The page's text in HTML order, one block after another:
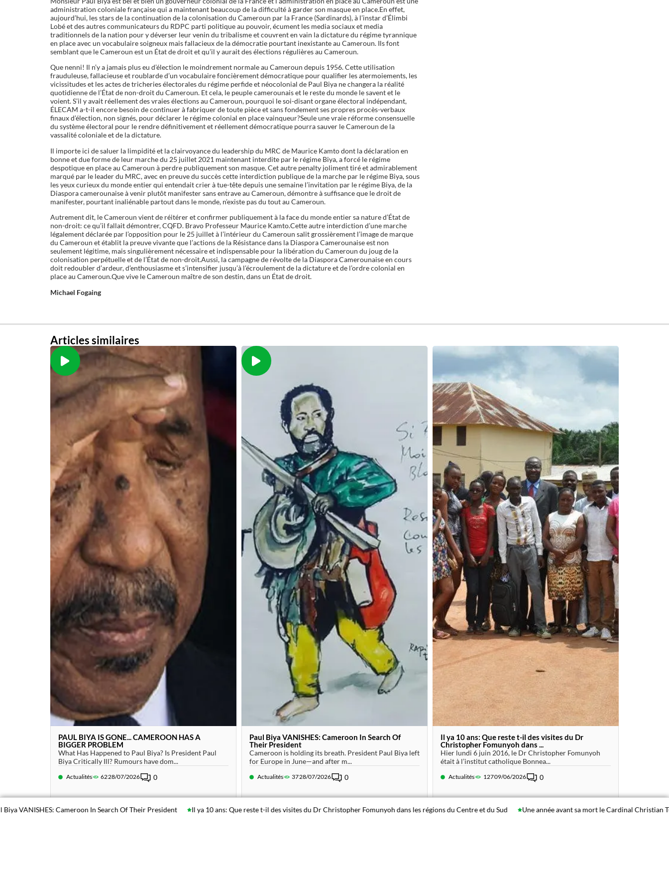
administration coloniale française qui a maintenant beaucoup de la difficulté à garder son masque en place.En effet,
aujourd’hui, les stars de la continuation de la colonisation du Cameroun par la France (Sardinards), à l’instar d’Élimbi
Lobé et des autres communicateurs du RDPC parti politique au pouvoir, écument les media sociaux et media
traditionnels de la nation pour y déverser leur venin du tribalisme et couvrent en vain la dictature du régime tyrannique
en place avec un vocabulaire soigneux mais fallacieux de la démocratie pourtant inexistante au Cameroun. Ils font
semblant que le Cameroun est un État de droit et qu’il y aurait des élections régulières au Cameroun.
Que nenni! Il n’y a jamais plus eu d’élection le moindrement normale au Cameroun depuis 1956. Cette utilisation
frauduleuse, fallacieuse et roublarde d’un vocabulaire foncièrement démocratique pour qualifier les atermoiements, les
vicissitudes et les actes de tricheries électorales du régime perfide et néocolonial de Paul Biya ne changera la réalité
quotidienne de l’État de non-droit du Cameroun. Et cela, le peuple camerounais et le reste du monde le savent et le
voient. S’il y avait réellement des vraies élections au Cameroun, pourquoi le soi-disant organe électoral indépendant,
ÉLECAM a-t-il encore besoin de continuer à fabriquer de toute pièce et sans fondement ses propres procès-verbaux
finaux d’élection, non signés, pour déclarer le régime colonial en place vainqueur?Seule une vraie réforme consensuelle
du système électoral pour le rendre définitivement et réellement démocratique pourra sauver le Cameroun de la
vassalité coloniale et de la dictature.
Il importe ici de saluer la limpidité et la clairvoyance du leadership du MRC de Maurice Kamto dont la déclaration en
bonne et due forme de leur marche du 25 juillet 2021 maintenant interdite par le régime Biya, a forcé le régime
despotique en place au Cameroun à perdre publiquement son masque. Cet autre penalty joliment tiré et admirablement
marqué par le leader du MRC, avec en preuve du succès cette interdiction publique de la marche par le régime Biya, sous
les yeux curieux du monde entier qui entendait crier à tue-tête depuis une semaine l’invitation par le régime Biya, de la
Diaspora camerounaise à venir plutôt manifester sans entrave au Cameroun, démontre à suffisance que le droit de
manifester, pourtant inaliénable partout dans le monde, n’existe pas du tout au Cameroun.
Autrement dit, le Cameroun vient de réitérer et confirmer publiquement à la face du monde entier sa nature d’État de
non-droit: ce qu’il fallait démontrer, CQFD. Bravo Professeur Maurice Kamto.Cette autre interdiction d’une marche
légalement déclarée par l’opposition pour le 25 juillet à l’intérieur du Cameroun salit grossièrement l’image de marque
du Cameroun et établit la preuve vivante que l’actions de la Résistance dans la Diaspora Camerounaise est non
seulement légitime, mais singulièrement nécessaire et indispensable pour la libération du Cameroun du joug de la
colonisation perpétuelle et de l’État de non-droit.Aussi, la campagne de révolte de la Diaspora Camerounaise en cours
doit redoubler d’ardeur, d’enthousiasme et s’intensifier jusqu’à l’écroulement de la dictature et de l’ordre colonial en
place au Cameroun.Que vive le Cameroun maître de son destin, dans un État de droit.
Michael Fogaing
Articles similaires
PAUL BIYA IS GONE... CAMEROON HAS A
BIGGER PROBLEM
What Has Happened to Paul Biya? Is President Paul
Biya Critically Ill? Rumours have dom...
Actualités 6228/07/2026 0
Paul Biya VANISHES: Cameroon In Search Of
Their President
Cameroon is holding its breath. President Paul Biya left
for Europe in June—and after m...
Actualités 3728/07/2026 0
Il ya 10 ans: Que reste t-il des visites du Dr
Christopher Fomunyoh dans ...
Hier lundi 6 juin 2016, le Dr Christopher Fomunyoh
était à l’institut catholique Bonnea...
Actualités 12709/06/2026 0
Cameroon In Search Of Their President Il ya 10 ans: Que reste t-il des visites du Dr Christopher Fomunyoh dans les régions du Centre et du Sud Une année avant sa mort le Cardinal Christian Tumi